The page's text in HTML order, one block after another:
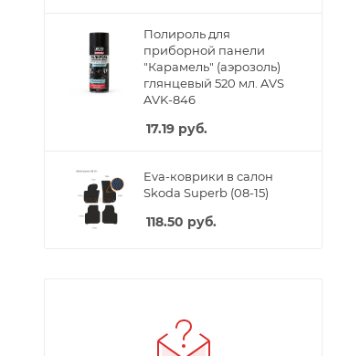
Полироль для
приборной панели
"Карамель" (аэрозоль)
глянцевый 520 мл. AVS
AVK-846
17.19 руб.
Eva-коврики в салон
Skoda Superb (08-15)
118.50 руб.